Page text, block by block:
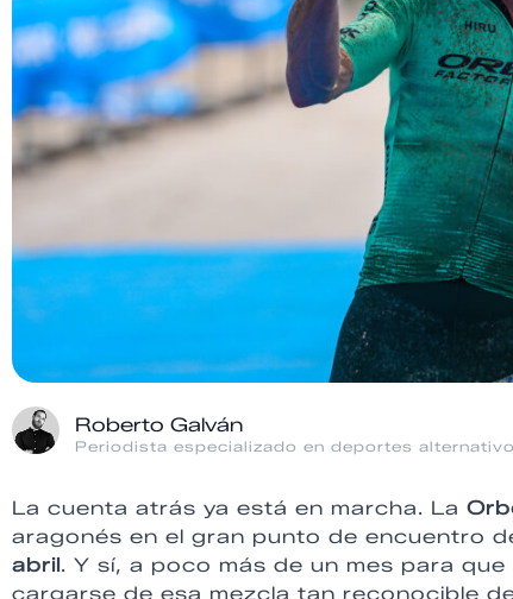
Roberto Galván
Periodista especializado en deportes
La cuenta atrás ya está en marcha. La
aragonés en el gran punto de encuentro
abril . Y sí, a poco más de un mes para
cargarse de esa mezcla tan reconocible